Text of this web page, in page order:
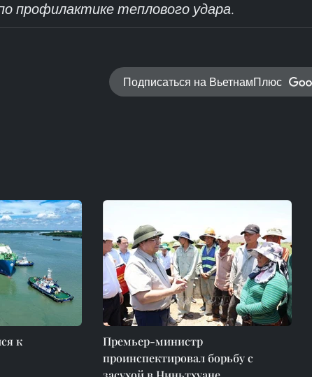
профилактике теплового удара.
Подписаться на ВьетнамПлюс
к
Премьер-министр
проинспектировал борьбу с